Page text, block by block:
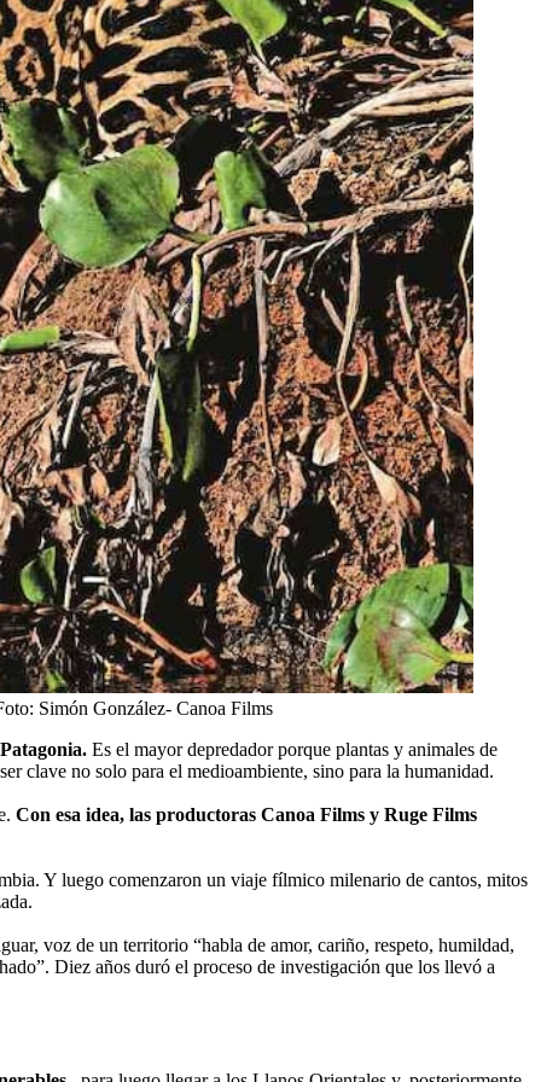
Simón González- Canoa Films
Es el mayor depredador porque plantas y animales de
clave no solo para el medioambiente, sino para la humanidad.
Con esa idea, las productoras Canoa Films y Ruge Films
Y luego comenzaron un viaje fílmico milenario de cantos, mitos
voz de un territorio “habla de amor, cariño, respeto, humildad,
Diez años duró el proceso de investigación que los llevó a